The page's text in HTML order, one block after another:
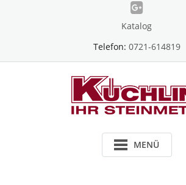
Katalog
Telefon: 0721-614819
MENÜ